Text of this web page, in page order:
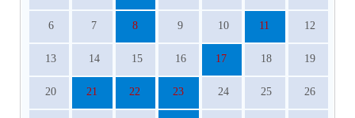
6 7 8 9 10 11 12
13 14 15 16 17 18 19
20 21 22 23 24 25 26